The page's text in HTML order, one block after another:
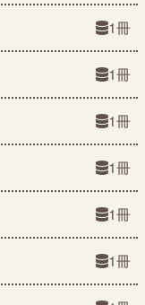
1冊
1冊
1冊
1冊
1冊
1冊